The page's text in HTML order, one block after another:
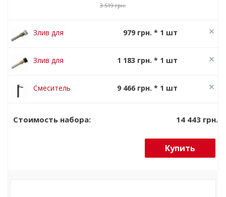
3 519 грн.
Злив для
керамічний
глянсовий
979 грн. * 1 шт
Злив для
керамічний
матовий
1 183 грн. * 1 шт
Смеситель
CR II 015.20BL
9 466 грн. * 1 шт
Стоимость набора: 14 443 грн.
Купить